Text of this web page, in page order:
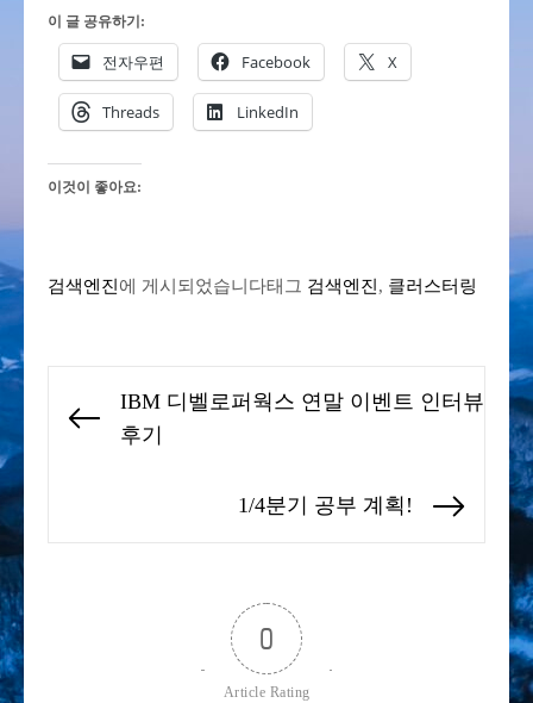
이 글 공유하기:
전자우편 Facebook X
Threads LinkedIn
이것이 좋아요:
검색엔진에 게시되었습니다태그 검색엔진, 클러스터링
탐
Previous
IBM 디벨로퍼웍스 연말 이벤트 인터뷰
후기
Next
1/4분기 공부 계획!
0
Article Rating